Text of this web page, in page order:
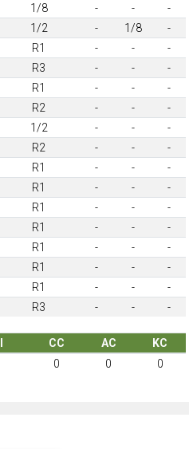
1/8 - -
-
1/2 - 1/8
-
R1 - -
-
R3 - -
-
R1 - -
-
R2 - -
-
1/2 - -
-
R2 - -
-
R1 - -
-
R1 - -
-
R1 - -
-
R1 - -
-
R1 - -
-
R1 - -
-
R1 - -
-
R3 - - -
CC AC
KC
0 0 0